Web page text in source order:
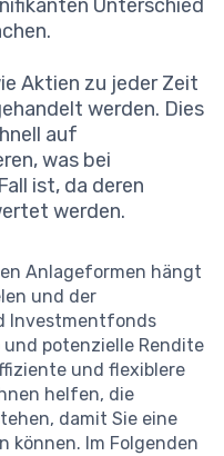
Unterschied
Aktien zu jeder Zeit
werden. Dies
auf
was bei
ist, da deren
werden.
Anlageformen hängt
und der
Investmentfonds
und potenzielle Rendite
und flexiblere
helfen, die
damit Sie eine
Im Folgenden